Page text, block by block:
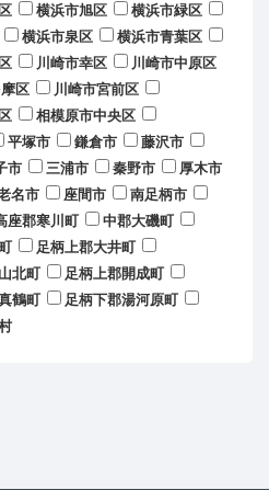
横浜市旭区
横浜市緑区
横浜市泉区
横浜市青葉区
川崎市幸区
川崎市中原区
区
川崎市宮前区
相模原市中央区
平塚市 鎌倉市
藤沢市
市 三浦市 秦野市
厚木市
名市 座間市
南足柄市
座郡寒川町
中郡大磯町
足柄上郡大井町
北町
足柄上郡開成町
鶴町
足柄下郡湯河原町